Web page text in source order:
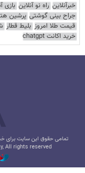
خبرآنلاین راه نو آنلاین بازی
جراح بینی گوشتی پرشین
قیمت طلا امروز بلیط قطار
خرید اکانت chatgpt
تمامی حقوق این سایت برای
All rights reserved